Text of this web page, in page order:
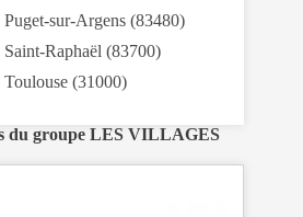
sur-Argens (83480)
Raphaël (83700)
(31000)
du groupe LES VILLAGES